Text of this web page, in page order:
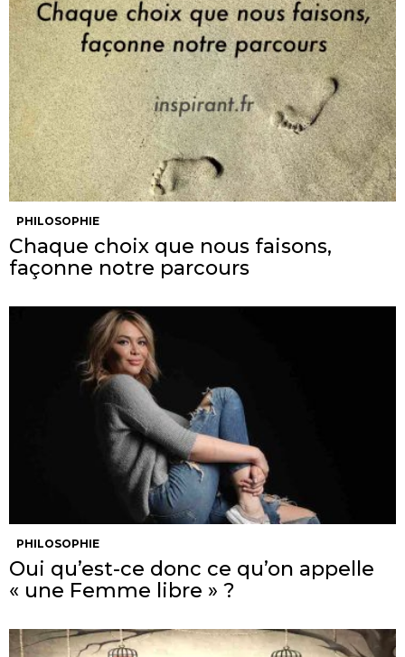
PHILOSOPHIE
Chaque choix que nous faisons,
façonne notre parcours
PHILOSOPHIE
Oui qu’est-ce donc ce qu’on appelle
« une Femme libre » ?